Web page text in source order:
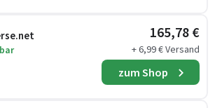
165,78 €
+ 6,99 € Versand
zum Shop